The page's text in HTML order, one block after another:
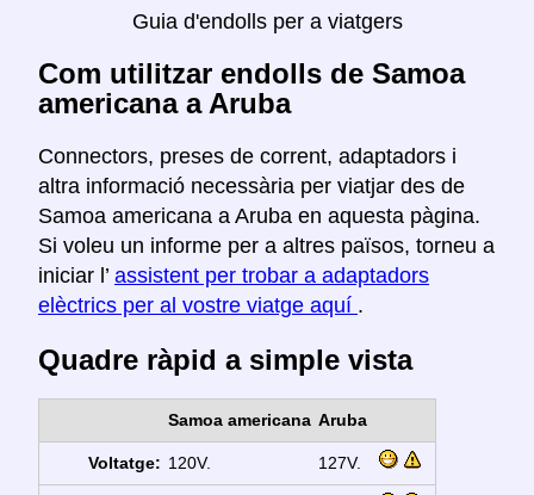
Guia d'endolls per a viatgers
Com utilitzar endolls de Samoa
americana a Aruba
Connectors, preses de corrent, adaptadors i
altra informació necessària per viatjar des de
Samoa americana a Aruba en aquesta pàgina.
Si voleu un informe per a altres països, torneu a
iniciar l’ assistent per trobar a adaptadors
elèctrics per al vostre viatge aquí .
Quadre ràpid a simple vista
Samoa americana Aruba
Voltatge: 120V. 127V.